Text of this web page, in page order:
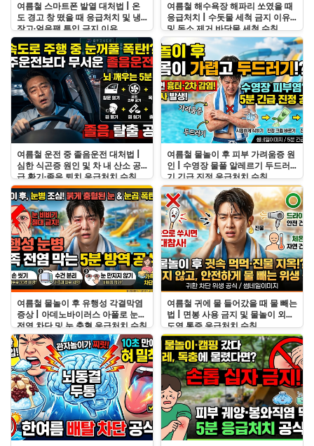
여름철 스마트폰 발열 대처법 | 온
도 경고 창 떴을 때 응급처치 및 냉
장고·얼음팩 투입 금지 이유
여름철 해수욕장 해파리 쏘였을 때
응급처치 | 수돗물 세척 금지 이유
및 독소 제거 바닷물 세척 수칙
여름철 운전 중 졸음운전 대처법 |
심한 식곤증 원인 및 차 내 산소 공
급 환기·졸음 퇴치 응급처치 수칙
여름철 물놀이 후 피부 가려움증 원
인 | 수영장 물풀 알레르기 두드러
기 긴급 진정 응급처치 수칙
여름철 물놀이 후 유행성 각결막염
증상 | 아데노바이러스 아폴로 눈병
전염 차단 및 눈 충혈 응급처치 수칙
여름철 귀에 물 들어갔을 때 물 빼는
법 | 면봉 사용 금지 및 물놀이 외이
도염 통증 응급처치 수칙